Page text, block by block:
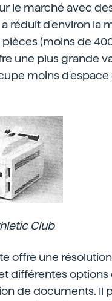
le marché avec
a réduit d'environ la
(moins de
une plus grande
moins d'espace
Club
offre une
différentes options
de documents. Il